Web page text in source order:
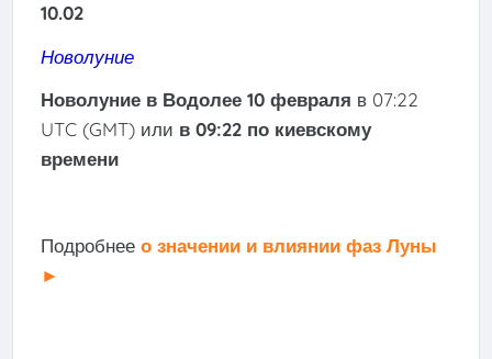
10.02
Новолуние
Новолуние в Водолее 10 февраля в 07:22
UTC (GMT) или в 09:22 по киевскому
времени
Подробнее о значении и влиянии фаз Луны
►